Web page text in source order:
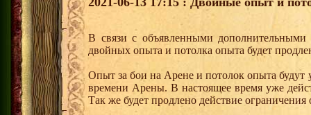
В связи с объявленными
двойных опыта и потолка опыта будет
Опыт за бои на Арене и потолок опыта будут
времени Арены. В настоящее время уже
Так же будет продлено действие